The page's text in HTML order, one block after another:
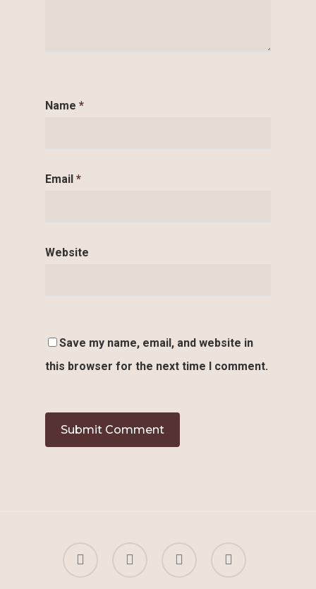
Name *
Email *
Website
Save my name, email, and website in
this browser for the next time I comment.